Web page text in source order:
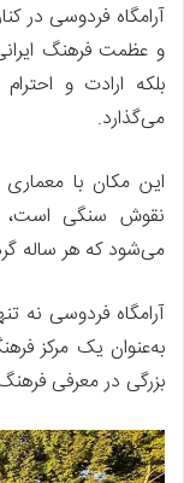
آرامگاه فردوسی در
و عظمت فرهنگ
بلکه ارادت و
می‌گذارد.
این مکان با
نقوش سنگی است،
می‌شود که هر ساله
آرامگاه فردوسی نه
به‌عنوان یک مرکز
بزرگی در معرفی